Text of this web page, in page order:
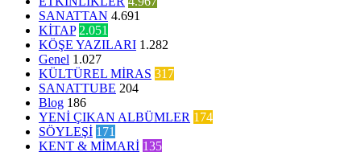
SANATTAN 4.691
KİTAP 2.051
KÖŞE YAZILARI 1.282
Genel 1.027
KÜLTÜREL MİRAS 317
SANATTUBE 204
Blog 186
YENİ ÇIKAN ALBÜMLER 174
SÖYLEŞİ 171
KENT & MİMARİ 135